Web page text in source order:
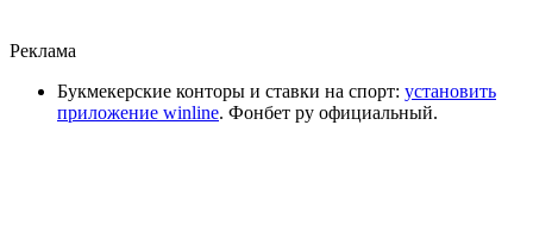
Реклама
Букмекерские конторы и ставки на спорт: установить
приложение winline. Фонбет ру официальный.